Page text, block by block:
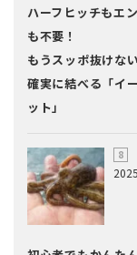
ハーフヒッチもエ
も不要！
もうスッポ抜けな
確実に結べる「イ
ット」